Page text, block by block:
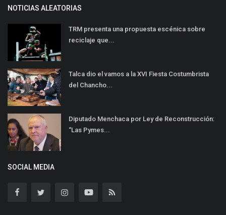
NOTICIAS ALEATORIAS
TRM presenta una propuesta escénica sobre
reciclaje que...
Talca dio el vamos a la XVI Fiesta Costumbrista
del Chancho...
Diputado Menchaca por Ley de Reconstrucción:
“Las Pymes...
SOCIAL MEDIA